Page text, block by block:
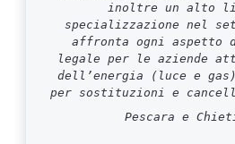
inoltre un alto
specializzazione nel
affronta ogni aspetto
legale per le aziende
dell’energia (luce e
per sostituzioni e
Pescara e